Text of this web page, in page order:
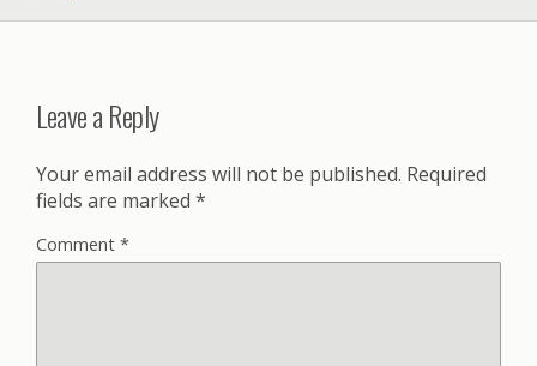
Leave a Reply
Your email address will not be published. Required
fields are marked *
Comment *